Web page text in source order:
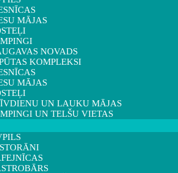
MĀJAS
NOVADS
KOMPLEKSI
MĀJAS
UN LAUKU MĀJAS
UN TELŠU VIETAS